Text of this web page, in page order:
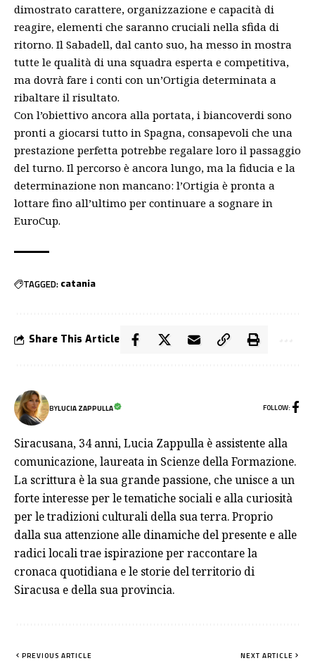
dimostrato carattere, organizzazione e capacità di
reagire, elementi che saranno cruciali nella sfida di
ritorno. Il Sabadell, dal canto suo, ha messo in mostra
tutte le qualità di una squadra esperta e competitiva,
ma dovrà fare i conti con un’Ortigia determinata a
ribaltare il risultato.
Con l’obiettivo ancora alla portata, i biancoverdi sono
pronti a giocarsi tutto in Spagna, consapevoli che una
prestazione perfetta potrebbe regalare loro il passaggio
del turno. Il percorso è ancora lungo, ma la fiducia e la
determinazione non mancano: l’Ortigia è pronta a
lottare fino all’ultimo per continuare a sognare in
EuroCup.
TAGGED: catania
Share This Article
BYLUCIA ZAPPULLA FOLLOW:
Siracusana, 34 anni, Lucia Zappulla è assistente alla
comunicazione, laureata in Scienze della Formazione.
La scrittura è la sua grande passione, che unisce a un
forte interesse per le tematiche sociali e alla curiosità
per le tradizioni culturali della sua terra. Proprio
dalla sua attenzione alle dinamiche del presente e alle
radici locali trae ispirazione per raccontare la
cronaca quotidiana e le storie del territorio di
Siracusa e della sua provincia.
PREVIOUS ARTICLE NEXT ARTICLE